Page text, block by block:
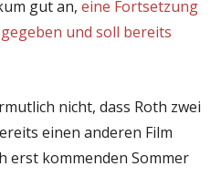
gut an, eine Fortsetzung
und soll bereits
nicht, dass Roth zwei
einen anderen Film
erst kommenden Sommer